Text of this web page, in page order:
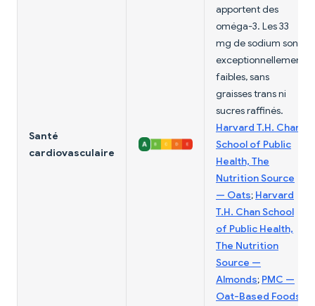
Santé
cardiovasculaire
apportent des
oméga-3. Les 33
mg de sodium sont
exceptionnellement
faibles, sans
graisses trans ni
sucres raffinés.
Harvard T.H. Chan
School of Public
Health, The
Nutrition Source
— Oats; Harvard
T.H. Chan School
of Public Health,
The Nutrition
Source —
Almonds; PMC —
Oat-Based Foods: